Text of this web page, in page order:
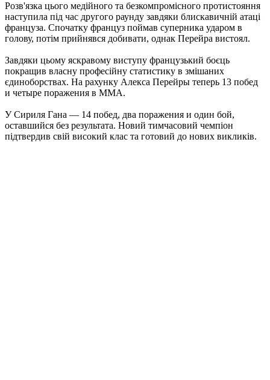
Розв'язка цього медійного та безкомпромісного протистояння
наступила під час другого раунду завдяки блискавичній атаці
француза. Спочатку француз поймав суперника ударом в
голову, потім прийнявся добивати, однак Перейра вистоял.
Завдяки цьому яскравому виступу французький боєць
покращив власну професійну статистику в змішаних
єдиноборствах. На рахунку Алекса Перейры теперь 13 побед
и четыре поражения в ММА.
У Сириля Гана — 14 побед, два поражения и один бой,
оставшийся без результата. Новий тимчасовий чемпіон
підтвердив свій високий клас та готовий до нових викликів.